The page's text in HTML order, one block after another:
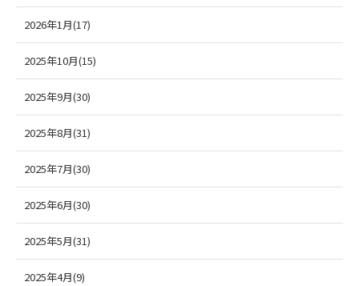
2026年1月(17)
2025年10月(15)
2025年9月(30)
2025年8月(31)
2025年7月(30)
2025年6月(30)
2025年5月(31)
2025年4月(9)